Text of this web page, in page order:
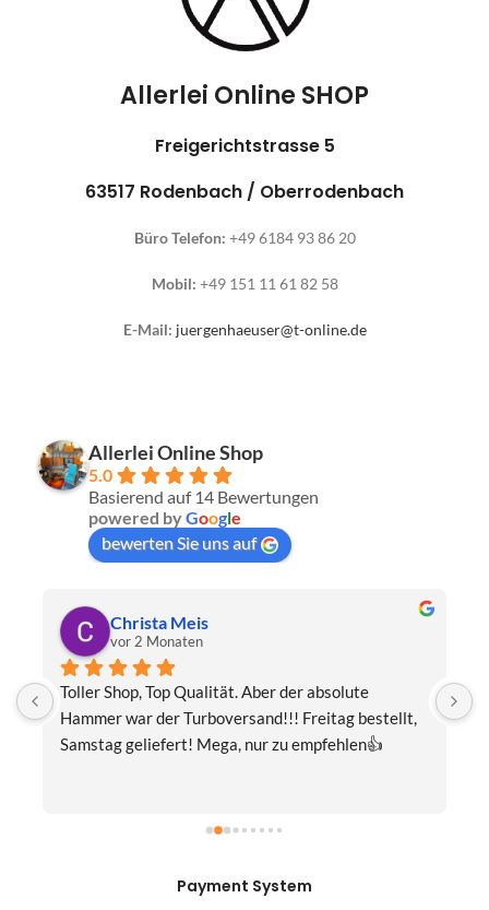
Allerlei Online SHOP
Freigerichtstrasse 5
63517 Rodenbach / Oberrodenbach
Büro Telefon: +49 6184 93 86 20
Mobil: +49 151 11 61 82 58
E-Mail: juergenhaeuser@t-online.de
Allerlei Online Shop
5.0
Basierend auf 14 Bewertungen
powered byGoogle
bewerten Sie uns auf
Christa Meis
vor 2 Monaten
Toller Shop, Top Qualität. Aber der absolute
Hammer war der Turboversand!!! Freitag bestellt,
Samstag geliefert! Mega, nur zu empfehlen👍
Payment System